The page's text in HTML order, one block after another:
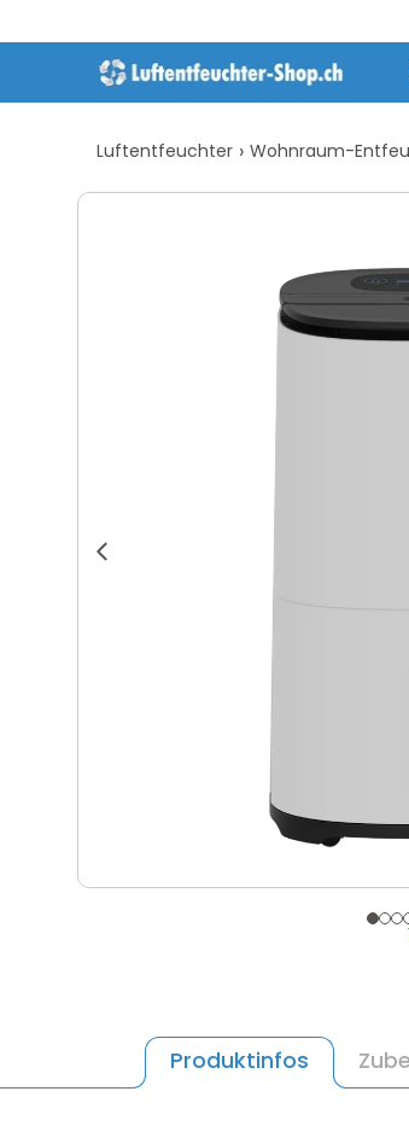
Inhalt
Luftentfeuchter Wohnraum-
Zu
Produktinfos